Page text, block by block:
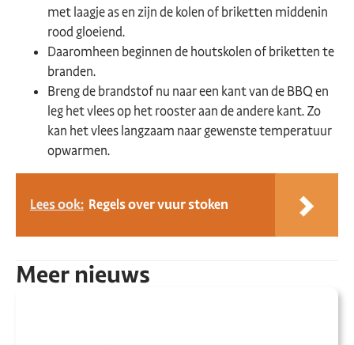
met laagje as en zijn de kolen of briketten middenin
rood gloeiend.
Daaromheen beginnen de houtskolen of briketten te
branden.
Breng de brandstof nu naar een kant van de BBQ en
leg het vlees op het rooster aan de andere kant. Zo
kan het vlees langzaam naar gewenste temperatuur
opwarmen.
Lees ook: Regels over vuur stoken
Meer nieuws